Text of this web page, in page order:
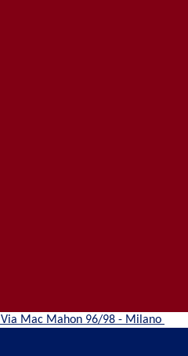
Via Mac Mahon 96/98 - Milano